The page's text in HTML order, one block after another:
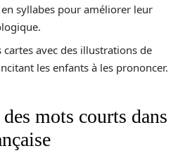
syllabes pour améliorer leur
cartes avec des illustrations de
les enfants à les prononcer.
mots courts dans